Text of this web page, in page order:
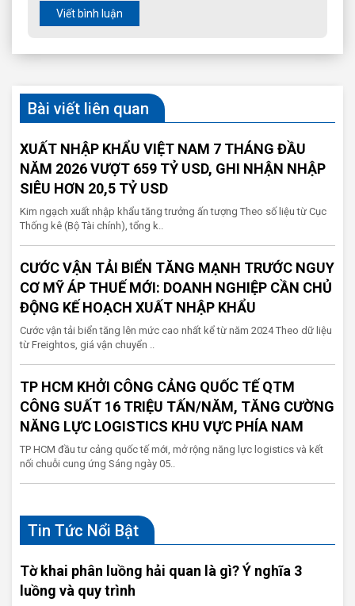
Viết bình luận
Bài viết liên quan
XUẤT NHẬP KHẨU VIỆT NAM 7 THÁNG ĐẦU
NĂM 2026 VƯỢT 659 TỶ USD, GHI NHẬN NHẬP
SIÊU HƠN 20,5 TỶ USD
Kim ngạch xuất nhập khẩu tăng trưởng ấn tượng Theo số liệu từ Cục
Thống kê (Bộ Tài chính), tổng k..
CƯỚC VẬN TẢI BIỂN TĂNG MẠNH TRƯỚC NGUY
CƠ MỸ ÁP THUẾ MỚI: DOANH NGHIỆP CẦN CHỦ
ĐỘNG KẾ HOẠCH XUẤT NHẬP KHẨU
Cước vận tải biển tăng lên mức cao nhất kể từ năm 2024 Theo dữ liệu
từ Freightos, giá vận chuyển ..
TP HCM KHỞI CÔNG CẢNG QUỐC TẾ QTM
CÔNG SUẤT 16 TRIỆU TẤN/NĂM, TĂNG CƯỜNG
NĂNG LỰC LOGISTICS KHU VỰC PHÍA NAM
TP HCM đầu tư cảng quốc tế mới, mở rộng năng lực logistics và kết
nối chuỗi cung ứng Sáng ngày 05..
Tin Tức Nổi Bật
Tờ khai phân luồng hải quan là gì? Ý nghĩa 3
luồng và quy trình